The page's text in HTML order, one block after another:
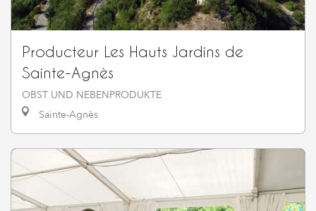
Producteur Les Hauts Jardins de
Sainte-Agnès
OBST UND NEBENPRODUKTE
Sainte-Agnès